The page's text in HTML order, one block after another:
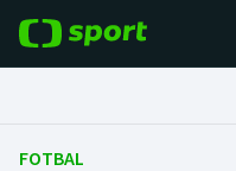
Fotbal
FOTBAL